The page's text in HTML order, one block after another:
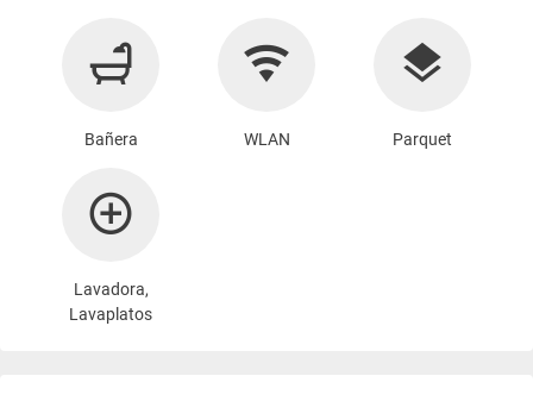
Bañera WLAN Parquet
Lavadora,
Lavaplatos